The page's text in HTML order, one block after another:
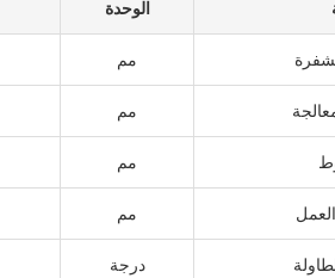
الوحدة
مم
مم
مم
مم
درجة